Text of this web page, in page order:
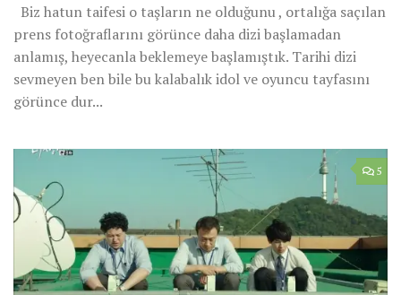
Biz hatun taifesi o taşların ne olduğunu , ortalığa saçılan
prens fotoğraflarını görünce daha dizi başlamadan
anlamış, heyecanla beklemeye başlamıştık. Tarihi dizi
sevmeyen ben bile bu kalabalık idol ve oyuncu tayfasını
görünce dur...
5